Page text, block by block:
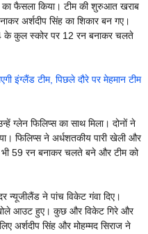
फैसला किया। टीम की शुरुआत खराब
अर्शदीप सिंह का शिकार बन गए।
के कुल स्कोर पर 12 रन बनाकर चलते
इंग्लैंड टीम, पिछले दौरे पर मेहमान टीम
ग्लेन फिलिप्स का साथ मिला। दोनों ने
फिलिप्स ने अर्धशतकीय पारी खेली और
59 रन बनाकर चलते बने और टीम को
ने पांच विकेट गंवा दिए।
आउट हुए। कुछ और विकेट गिरे और
अर्शदीप सिंह और मोहम्मद सिराज ने